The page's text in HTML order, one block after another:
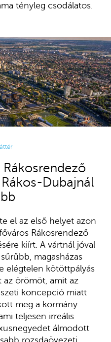
tényleg csodálatos.
Dubajnál
el az első helyet azon
Rákosrendező
kiírt. A vártnál jóval
magasházas
elégtelen kötöttpályás
az örömöt, amit az
koncepció miatt
meg a kormány
teljesen irreális
álmodott
rozsdaövezeti